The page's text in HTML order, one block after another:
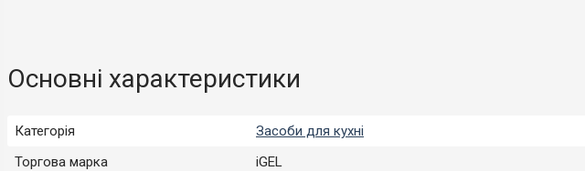
Основні характеристики
Категорія
Засоби для кухні
Торгова марка
iGEL